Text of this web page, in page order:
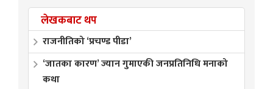
लेखकबाट थप
राजनीतिको ‘प्रचण्ड पीडा’
‘जातका कारण’ ज्यान गुमाएकी जनप्रतिनिधि मनाको
कथा